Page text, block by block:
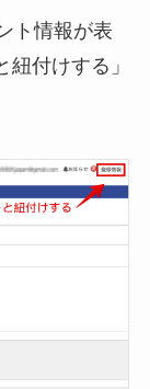
ト情報が表
付けする」